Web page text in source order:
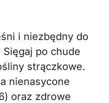
i niezbędny do
po chude
strączkowe.
nienasycone
oraz zdrowe